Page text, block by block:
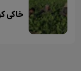
خاکی